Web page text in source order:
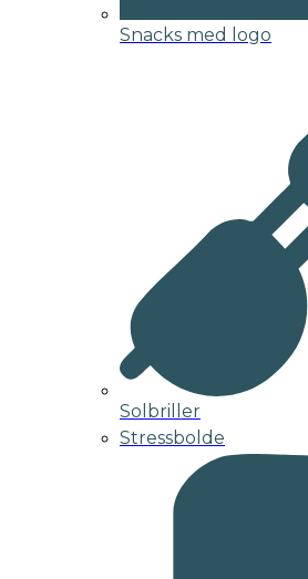
Snacks med logo
Solbriller
Stressbolde